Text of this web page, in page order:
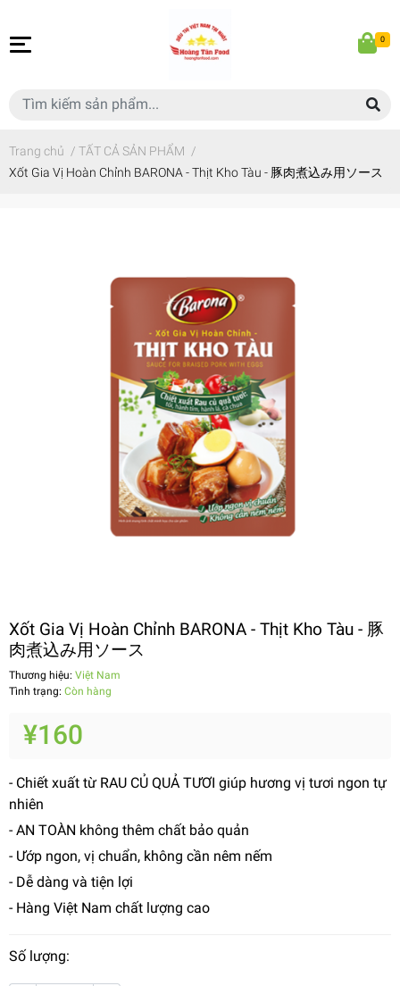
0
Trang chủ / TẤT CẢ SẢN PHẨM /
Xốt Gia Vị Hoàn Chỉnh BARONA - Thịt Kho Tàu - 豚肉煮込み用ソース
Xốt Gia Vị Hoàn Chỉnh BARONA - Thịt Kho Tàu - 豚
肉煮込み用ソース
Thương hiệu: Việt Nam
Tình trạng: Còn hàng
¥160
- Chiết xuất từ RAU CỦ QUẢ TƯƠI giúp hương vị tươi ngon tự
nhiên
- AN TOÀN không thêm chất bảo quản
- Ướp ngon, vị chuẩn, không cần nêm nếm
- Dễ dàng và tiện lợi
- Hàng Việt Nam chất lượng cao
Số lượng: